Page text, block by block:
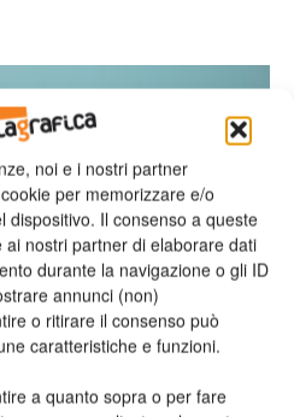
noi e i nostri partner
per memorizzare e/o
dispositivo. Il consenso a queste
nostri partner di elaborare dati
durante la navigazione o gli ID
annunci (non)
o ritirare il consenso può
caratteristiche e funzioni.
a quanto sopra o per fare
Dimensions, le
collezione unica